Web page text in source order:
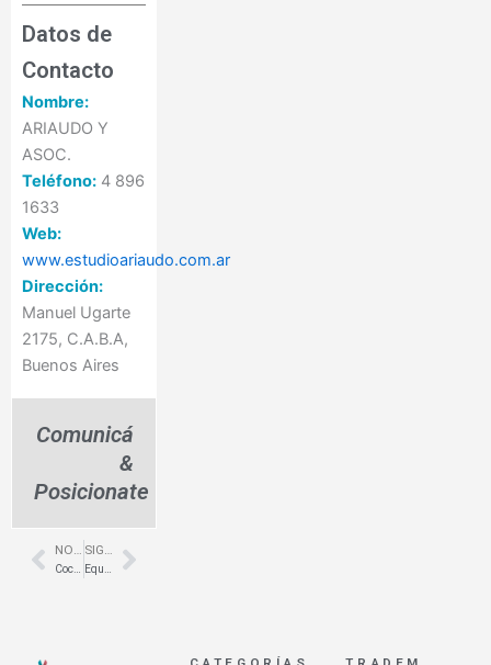
Datos de
Contacto
Nombre:
ARIAUDO Y
ASOC.
Teléfono: 4 896
1633
Web:
www.estudioariaudo.com.ar
Dirección:
Manuel Ugarte
2175, C.A.B.A,
Buenos Aires
Comunicá
&
Posicionate
Prev
NOTA ANTERIOR
Cocinas de inducción para gastronomía – Hotelga – Lynch Cocinas
SIGUIENTE NOTA
Equipamiento para cocinas de vanguardia – Santa Fe – JOHNSON Next